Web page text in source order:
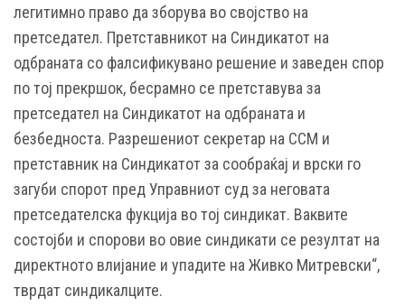
легитимно право да зборува во својство на
претседател. Претставникот на Синдикатот на
одбраната со фалсификувано решение и заведен спор
по тој прекршок, бесрамно се претставува за
претседател на Синдикатот на одбраната и
безбедноста. Разрешениот секретар на ССМ и
претставник на Синдикатот за сообраќај и врски го
загуби спорот пред Управниот суд за неговата
претседателска фукција во тој синдикат. Ваквите
состојби и спорови во овие синдикати се резултат на
директното влијание и упадите на Живко Митревски“,
тврдат синдикалците.